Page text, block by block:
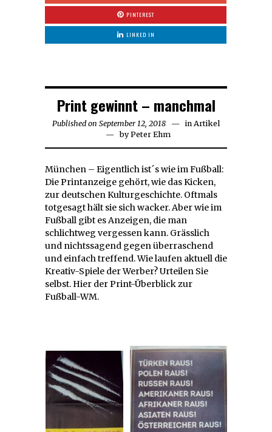
PINTEREST
LINKED IN
Print gewinnt – manchmal
Published on September 12, 2018 September
20,
2018
in Artikel
byPeter Ehm
München – Eigentlich ist´s wie im Fußball:
Die Printanzeige gehört, wie das Kicken,
zur deutschen Kulturgeschichte. Oftmals
totgesagt hält sie sich wacker. Aber wie im
Fußball gibt es Anzeigen, die man
schlichtweg vergessen kann. Grässlich
und nichtssagend gegen überraschend
und einfach treffend. Wie laufen aktuell die
Kreativ-Spiele der Werber? Urteilen Sie
selbst. Hier der Print-Überblick zur
Fußball-WM.